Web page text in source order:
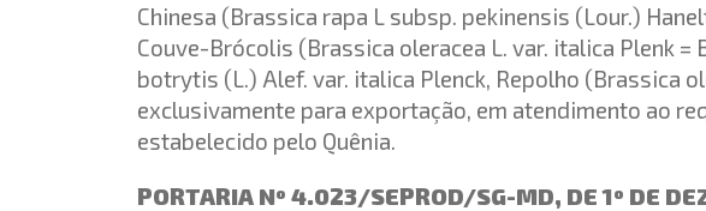
Chinesa (Brassica rapa L subsp. pekinensis (Lour.)
Couve-Brócolis (Brassica oleracea L. var. italica Plenk =
botrytis (L.) Alef. var. italica Plenck, Repolho (Brassica
exclusivamente para exportação, em atendimento ao
estabelecido pelo Quênia.
PORTARIA Nº 4.023/SEPROD/SG-MD, DE 1º DE